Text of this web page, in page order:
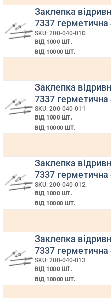
Заклепка
7337 герметична
SKU: 200-040-010
ВІД 1000 ШТ.
ВІД 10000 ШТ.
Заклепка
7337 герметична
SKU: 200-040-011
ВІД 1000 ШТ.
ВІД 10000 ШТ.
Заклепка
7337 герметична
SKU: 200-040-012
ВІД 1000 ШТ.
ВІД 10000 ШТ.
Заклепка
7337 герметична
SKU: 200-040-013
ВІД 1000 ШТ.
ВІД 10000 ШТ.